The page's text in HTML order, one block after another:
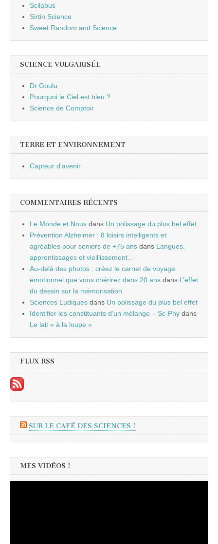
Scilabus
Sirtin Science
Sweet Random and Science
SCIENCE VULGARISÉE
Dr Goulu
Pourquoi le Ciel est bleu ?
Science de Comptoir
TERRE ET ENVIRONNEMENT
Capteur d'avenir
COMMENTAIRES RÉCENTS
Le Monde et Nous dans Un polissage du plus bel effet
Prévention Alzheimer : 8 loisirs intelligents et
agréables pour seniors de +75 ans dans Langues,
apprentissages et vieillissement…
Au-delà des photos : créez le carnet de voyage
émotionnel que vous chérirez dans 20 ans dans L’effet
du dessin sur la mémorisation
Sciences Ludiques dans Un polissage du plus bel effet
Identifier les constituants d’un mélange – Sc-Phy dans
Le lait « à la loupe »
FLUX RSS
SUR LE CAFÉ DES SCIENCES !
MES VIDÉOS !